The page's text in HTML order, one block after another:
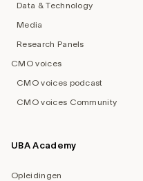
Data & Technology
Media
Research Panels
CMO voices
CMO voices podcast
CMO voices Community
UBA Academy
Opleidingen